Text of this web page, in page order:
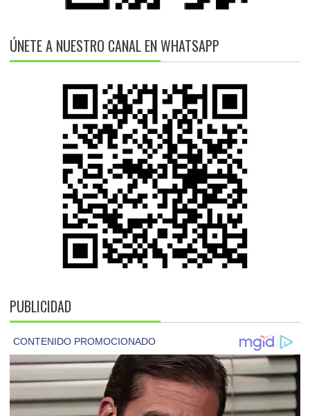
ÚNETE A NUESTRO CANAL EN WHATSAPP
PUBLICIDAD